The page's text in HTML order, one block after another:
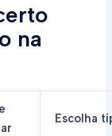
na
Escolha